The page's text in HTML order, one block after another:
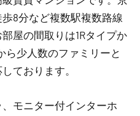
8分など複数駅複数路線
屋の間取りは1Rタイプか
ら少人数のファミリーと
ております。
モニター付インターホ